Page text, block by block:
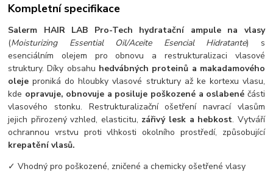
Kompletní specifikace
Salerm HAIR LAB Pro-Tech hydratační ampule na vlasy
(Moisturizing Essential Oil/Aceite Esencial Hidratante) s
esenciálním olejem pro obnovu a restrukturalizaci vlasové
struktury. Díky obsahu hedvábných proteinů a makadamového
oleje proniká do hloubky vlasové struktury až ke kortexu vlasu,
kde opravuje, obnovuje a posiluje poškozené a oslabené části
vlasového stonku. Restrukturalizační ošetření navrací vlasům
jejich přirozený vzhled, elasticitu, zářivý lesk a hebkost. Vytváří
ochrannou vrstvu proti vlhkosti okolního prostředí, způsobující
krepatění vlasů.
✓ Vhodný pro poškozené, zničené a chemicky ošetřené vlasy